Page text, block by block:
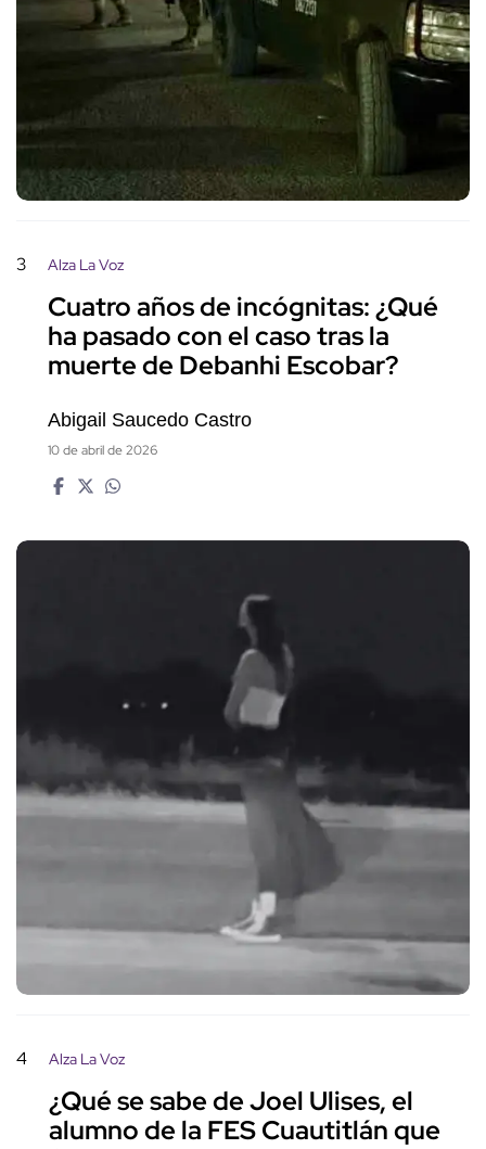
3 Alza La Voz
Cuatro años de incógnitas: ¿Qué
ha pasado con el caso tras la
muerte de Debanhi Escobar?
Abigail Saucedo Castro
10 de abril de 2026
4 Alza La Voz
¿Qué se sabe de Joel Ulises, el
alumno de la FES Cuautitlán que